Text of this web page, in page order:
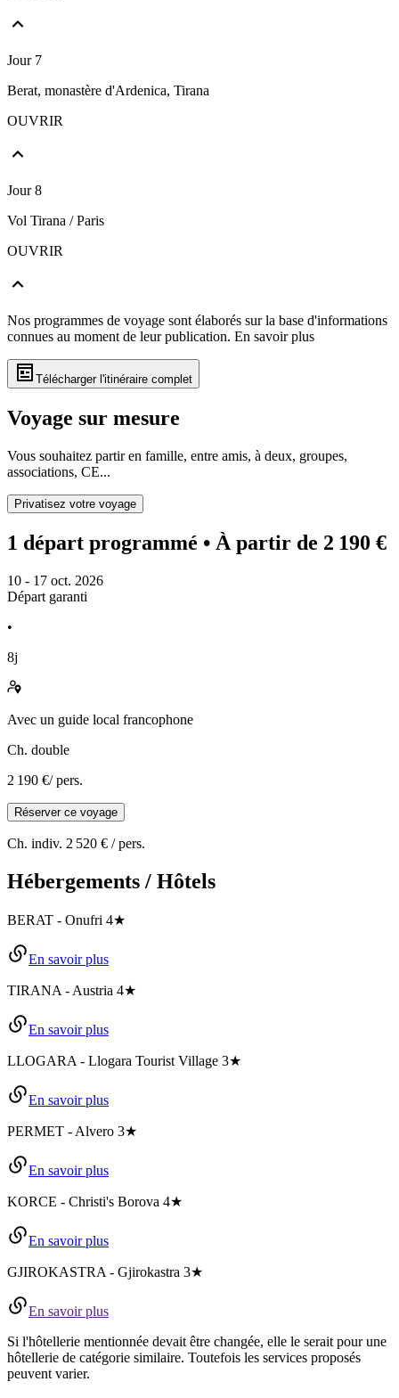
Jour 7
Berat, monastère d'Ardenica, Tirana
OUVRIR
Jour 8
Vol Tirana / Paris
OUVRIR
Nos programmes de voyage sont élaborés sur la base d'informations
connues au moment de leur publication. En savoir plus
Télécharger l'itinéraire complet
Voyage sur mesure
Vous souhaitez partir en famille, entre amis, à deux, groupes,
associations, CE...
Privatisez votre voyage
1 départ programmé • À partir de 2 190 €
10 - 17 oct. 2026
Départ garanti
•
8j
Avec un guide local francophone
Ch. double
2 190 €/ pers.
Réserver ce voyage
Ch. indiv. 2 520 € / pers.
Hébergements / Hôtels
BERAT - Onufri 4★
En savoir plus
TIRANA - Austria 4★
En savoir plus
LLOGARA - Llogara Tourist Village 3★
En savoir plus
PERMET - Alvero 3★
En savoir plus
KORCE - Christi's Borova 4★
En savoir plus
GJIROKASTRA - Gjirokastra 3★
En savoir plus
Si l'hôtellerie mentionnée devait être changée, elle le serait pour une
hôtellerie de catégorie similaire. Toutefois les services proposés
peuvent varier.